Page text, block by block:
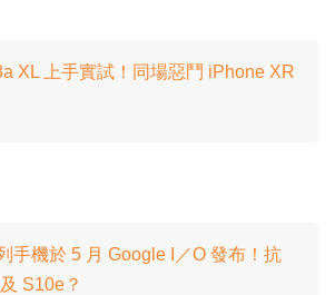
XL 上手實試！同場惡鬥 iPhone XR
手機於 5 月 Google I／O 發布！抗
S10e？